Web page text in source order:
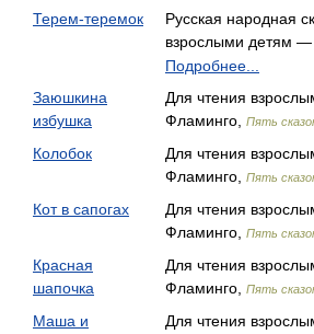
Терем-теремок
Русская народная
взрослыми детям —
Подробнее...
Заюшкина
избушка
Для чтения
Фламинго,
Пять
Колобок
Для чтения
Фламинго,
Пять
Кот в сапогах
Для чтения
Фламинго,
Пять
Красная
шапочка
Для чтения
Фламинго,
Пять
Маша и
Для чтения